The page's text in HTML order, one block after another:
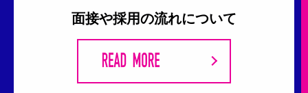
面接や採用の流れについて